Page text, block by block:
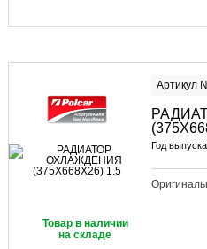
Артикул
Год
Товар в наличии
на складе